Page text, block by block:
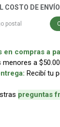
COSTO DE ENVÍO
en compras a
a
Recibí tu
preguntas